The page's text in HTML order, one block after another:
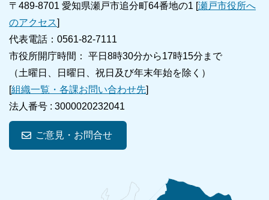
〒489-8701 愛知県瀬戸市追分町64番地の1 [瀬戸市役所へ
のアクセス]
代表電話：0561-82-7111
市役所開庁時間： 平日8時30分から17時15分まで
（土曜日、日曜日、祝日及び年末年始を除く）
[組織一覧・各課お問い合わせ先]
法人番号 : 3000020232041
ご意見・お問合せ